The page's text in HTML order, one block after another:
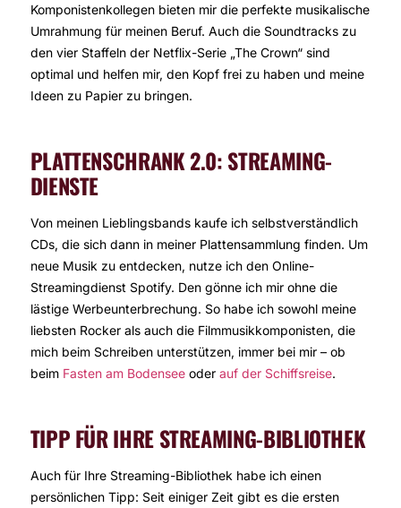
Komponistenkollegen bieten mir die perfekte musikalische
Umrahmung für meinen Beruf. Auch die Soundtracks zu
den vier Staffeln der Netflix-Serie „The Crown“ sind
optimal und helfen mir, den Kopf frei zu haben und meine
Ideen zu Papier zu bringen.
PLATTENSCHRANK 2.0: STREAMING-
DIENSTE
Von meinen Lieblingsbands kaufe ich selbstverständlich
CDs, die sich dann in meiner Plattensammlung finden. Um
neue Musik zu entdecken, nutze ich den Online-
Streamingdienst Spotify. Den gönne ich mir ohne die
lästige Werbeunterbrechung. So habe ich sowohl meine
liebsten Rocker als auch die Filmmusikkomponisten, die
mich beim Schreiben unterstützen, immer bei mir – ob
beim Fasten am Bodenseeoder auf der Schiffsreise.
TIPP FÜR IHRE STREAMING-BIBLIOTHEK
Auch für Ihre Streaming-Bibliothek habe ich einen
persönlichen Tipp: Seit einiger Zeit gibt es die ersten